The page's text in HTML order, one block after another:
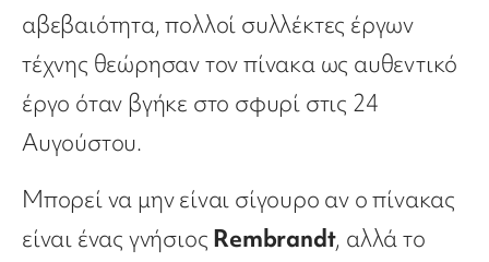
αβεβαιότητα, πολλοί συλλέκτες έργων
τέχνης θεώρησαν τον πίνακα ως αυθεντικό
έργο όταν βγήκε στο σφυρί στις 24
Αυγούστου.
Μπορεί να μην είναι σίγουρο αν ο πίνακας
είναι ένας γνήσιος Rembrandt, αλλά το